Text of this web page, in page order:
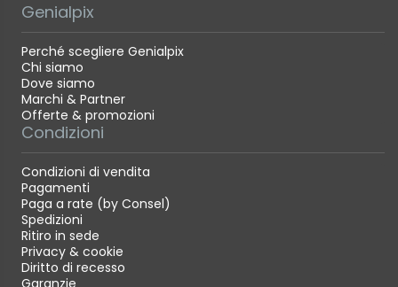
Genialpix
Perché scegliere Genialpix
Chi siamo
Dove siamo
Marchi & Partner
Offerte & promozioni
Condizioni
Condizioni di vendita
Pagamenti
Paga a rate (by Consel)
Spedizioni
Ritiro in sede
Privacy & cookie
Diritto di recesso